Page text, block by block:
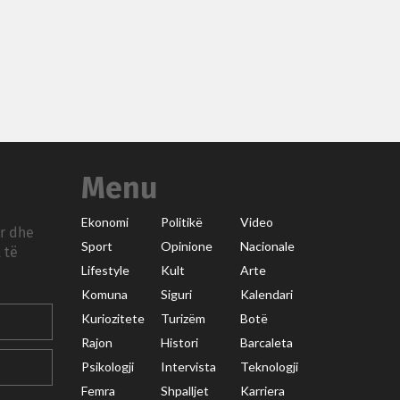
dhe
të
Menu
Ekonomi Politikë
Video
Sport
Opinione
Nacionale
Lifestyle
Kult
Arte
Komuna
Siguri
Kalendari
Kuriozitete
Turizëm
Botë
Rajon
Histori
Barcaleta
Psikologji
Intervista
Teknologji
Femra
Shpalljet Karriera